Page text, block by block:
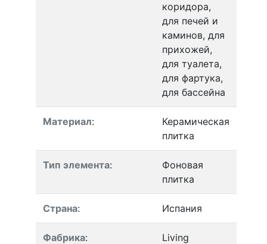
коридора,
для печей и
каминов, для
прихожей,
для туалета,
для фартука,
для бассейна
Материал:
Керамическая
плитка
Тип элемента:
Фоновая
плитка
Страна: Испания
Фабрика:
Living